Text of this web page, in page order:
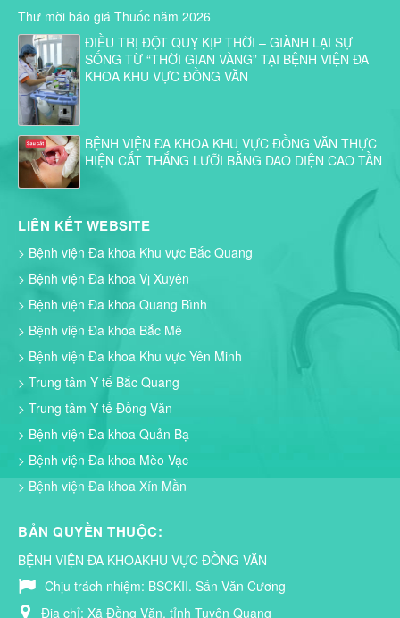
Thư mời báo giá Thuốc năm 2026
ĐIỀU TRỊ ĐỘT QUỴ KỊP THỜI – GIÀNH LẠI SỰ
SỐNG TỪ “THỜI GIAN VÀNG” TẠI BỆNH VIỆN ĐA
KHOA KHU VỰC ĐỒNG VĂN
BỆNH VIỆN ĐA KHOA KHU VỰC ĐỒNG VĂN THỰC
HIỆN CẮT THẮNG LƯỠI BẰNG DAO DIỆN CAO TẦN
LIÊN KẾT WEBSITE
> Bệnh viện Đa khoa Khu vực Bắc Quang
> Bệnh viện Đa khoa Vị Xuyên
> Bệnh viện Đa khoa Quang Bình
> Bệnh viện Đa khoa Bắc Mê
> Bệnh viện Đa khoa Khu vực Yên Minh
> Trung tâm Y tế Bắc Quang
> Trung tâm Y tế Đồng Văn
> Bệnh viện Đa khoa Quản Bạ
> Bệnh viện Đa khoa Mèo Vạc
> Bệnh viện Đa khoa Xín Mần
BẢN QUYỀN THUỘC:
BỆNH VIỆN ĐA KHOAKHU VỰC ĐỒNG VĂN
Chịu trách nhiệm: BSCKII. Sấn Văn Cương
Địa chỉ: Xã Đồng Văn, tỉnh Tuyên Quang